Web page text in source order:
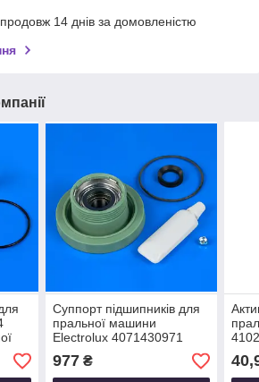
14 днів за домовленістю
Суппорт підшипників для
пральної машини
Electrolux 4071430971
Original
977₴